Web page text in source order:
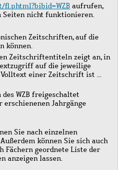
fl.phtml?bibid=WZB aufrufen,
Seiten nicht funktionieren.
Zeitschriften, auf die
können.
Zeitschriftentiteln zeigt an, in
auf die jeweilige
einer Zeitschrift ist …
WZB freigeschaltet
Jahrgänge
Sie nach einzelnen
können Sie sich auch
Fächern geordnete Liste der
anzeigen lassen.